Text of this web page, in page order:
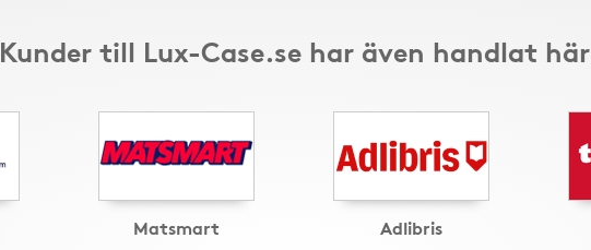
Kunder till Lux-Case.se har även handlat här
Matsmart Adlibris